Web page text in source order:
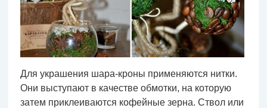
Для украшения шара-кроны применяются нитки.
Они выступают в качестве обмотки, на которую
затем приклеиваются кофейные зерна. Ствол или